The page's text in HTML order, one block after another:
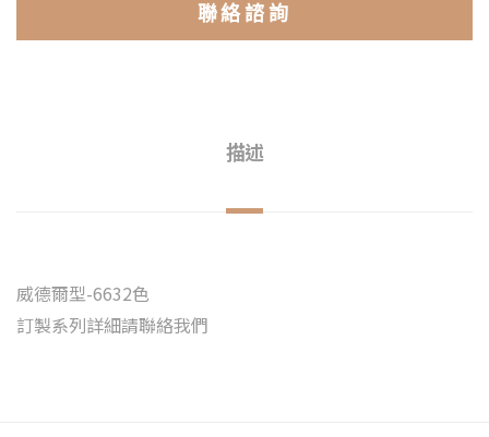
聯絡諮詢
描述
威德爾型-6632色
訂製系列詳細請聯絡我們